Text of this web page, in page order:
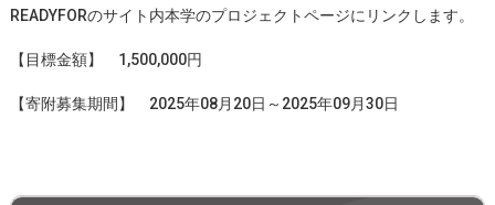
READYFORのサイト内本学のプロジェクトページにリンクします。
【目標金額】 1,500,000円
【寄附募集期間】 2025年08月20日～2025年09月30日